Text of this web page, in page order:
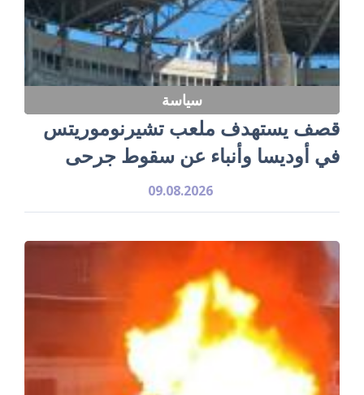
سياسة
قصف يستهدف ملعب تشيرنوموريتس
في أوديسا وأنباء عن سقوط جرحى
09.08.2026